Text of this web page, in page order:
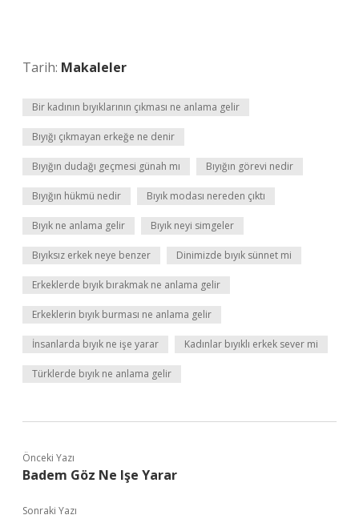
Tarih: Makaleler
Bir kadının bıyıklarının çıkması ne anlama gelir
Bıyığı çıkmayan erkeğe ne denir
Bıyığın dudağı geçmesi günah mı Bıyığın görevi nedir
Bıyığın hükmü nedir Bıyık modası nereden çıktı
Bıyık ne anlama gelir Bıyık neyi simgeler
Bıyıksız erkek neye benzer Dinimizde bıyık sünnet mi
Erkeklerde bıyık bırakmak ne anlama gelir
Erkeklerin bıyık burması ne anlama gelir
İnsanlarda bıyık ne işe yarar Kadınlar bıyıklı erkek sever mi
Türklerde bıyık ne anlama gelir
Önceki Yazı
Badem Göz Ne Işe Yarar
Sonraki Yazı